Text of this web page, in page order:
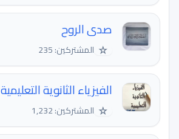
صدى الروح
☆ المشتركين: 235
الفيزياء الثانوية التعليمية
☆ المشتركين: 1,232